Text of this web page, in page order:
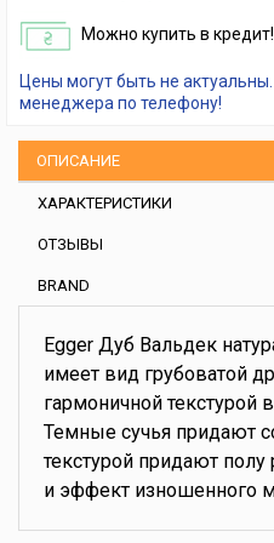
Можно купить в кредит!
Цены могут быть не
менеджера по телефону!
ОПИСАНИЕ
ХАРАКТЕРИСТИКИ
ОТЗЫВЫ
BRAND
Egger Дуб Вальдек
имеет вид грубоватой
гармоничной текстурой
Темные сучья придают
текстурой придают полу
и эффект изношенного